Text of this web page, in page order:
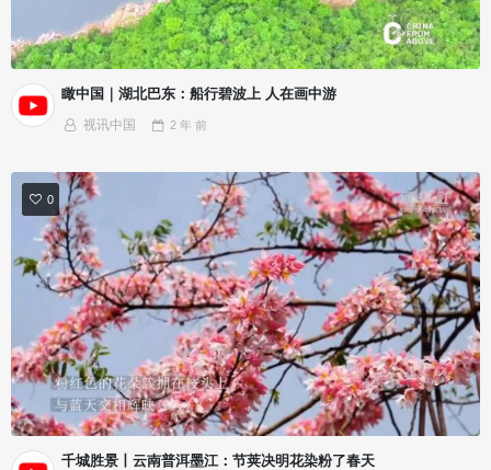
瞰中国｜湖北巴东：船行碧波上 人在画中游
视讯中国 2 年 前
0
千城胜景丨云南普洱墨江：节荚决明花染粉了春天